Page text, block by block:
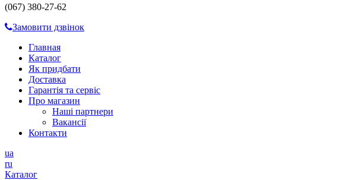
(067) 380-27-62
Замовити дзвінок
Главная
Каталог
Як придбати
Доставка
Гарантія та сервіс
Про магазин
Наші партнери
Вакансії
Контакти
ua
ru
Каталог